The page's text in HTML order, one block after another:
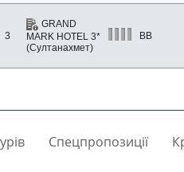
3
GRAND
MARK HOTEL 3*
(Султанахмет)
BB
Спецпропозиції